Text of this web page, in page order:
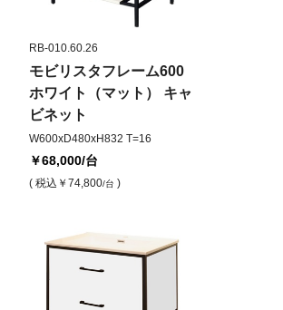
RB-010.60.26
モビリスタフレーム600
ホワイト（マット） キャ
ビネット
W600xD480xH832 T=16
￥68,000/台
( 税込 ￥74,800/台 )